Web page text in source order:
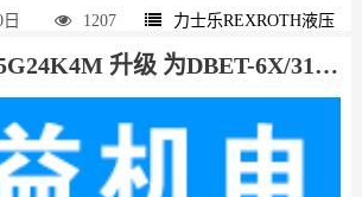
1207 力士乐REXROTH液压
DBET-6X/315G24K4V 力士乐REXROTH 正品保证 R900546617